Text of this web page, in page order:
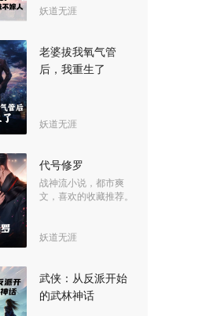
妖道无涯
老婆拔我氧气管
后，我重生了
妖道无涯
代号修罗
战神流小说，都市爽
文，喜欢的收藏推荐。
妖道无涯
武侠：从反派开始
的武林神话